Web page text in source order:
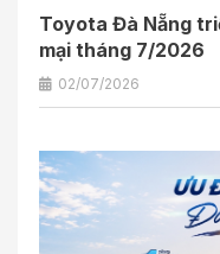
Toyota Đà Nẵng
mại tháng 7/2026
02/07/2026